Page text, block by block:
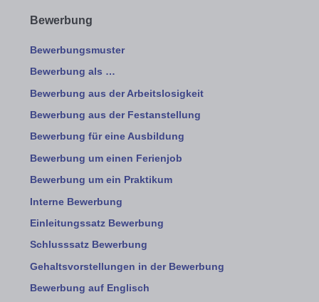
Bewerbung
Bewerbungsmuster
Bewerbung als …
Bewerbung aus der Arbeitslosigkeit
Bewerbung aus der Festanstellung
Bewerbung für eine Ausbildung
Bewerbung um einen Ferienjob
Bewerbung um ein Praktikum
Interne Bewerbung
Einleitungssatz Bewerbung
Schlusssatz Bewerbung
Gehaltsvorstellungen in der Bewerbung
Bewerbung auf Englisch